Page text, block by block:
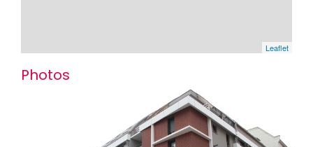
Leaflet
Photos